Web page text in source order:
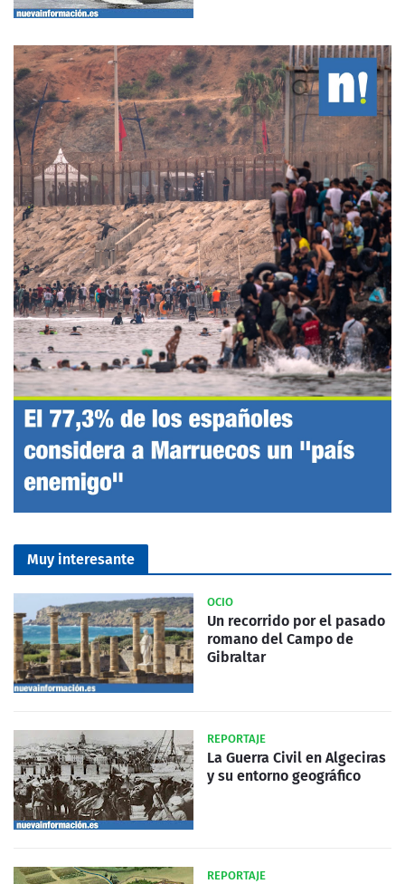
Muy interesante
OCIO
Un recorrido por el pasado
romano del Campo de
Gibraltar
REPORTAJE
La Guerra Civil en Algeciras
y su entorno geográfico
REPORTAJE